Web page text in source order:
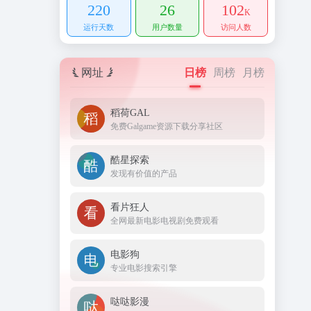
220
运行天数
26
用户数量
102K
访问人数
网址 日榜 周榜 月榜
稻荷GAL
免费Galgame资源下载分享社区
酷星探索
发现有价值的产品
看片狂人
全网最新电影电视剧免费观看
电影狗
专业电影搜索引擎
哒哒影漫